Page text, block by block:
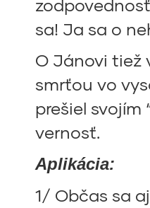
sa! Ja sa o
O Jánovi tiež
smrťou vo
prešiel
vernosť.
Aplikácia:
1/ Občas sa